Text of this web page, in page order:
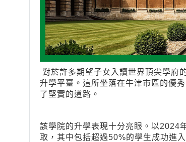
對於許多期望子女入讀世界頂尖學
升學平臺。這所坐落在牛津市區的優
了堅實的道路。
該學院的升學表現十分亮眼。以2024
取，其中包括超過50%的學生成功進